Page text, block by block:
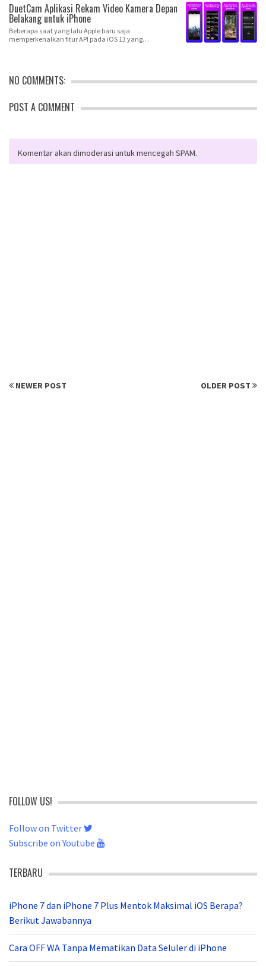
DuetCam Aplikasi Rekam Video Kamera Depan
Belakang untuk iPhone
Beberapa saat yang lalu Apple baru saja
memperkenalkan fitur API pada iOS 13 yang
NO COMMENTS:
POST A COMMENT
Komentar akan dimoderasi untuk mencegah SPAM.
NEWER POST OLDER POST
FOLLOW US!
Follow on Twitter
Subscribe on Youtube
TERBARU
iPhone 7 dan iPhone 7 Plus Mentok Maksimal iOS Berapa?
Berikut Jawabannya
Cara OFF WA Tanpa Mematikan Data Seluler di iPhone